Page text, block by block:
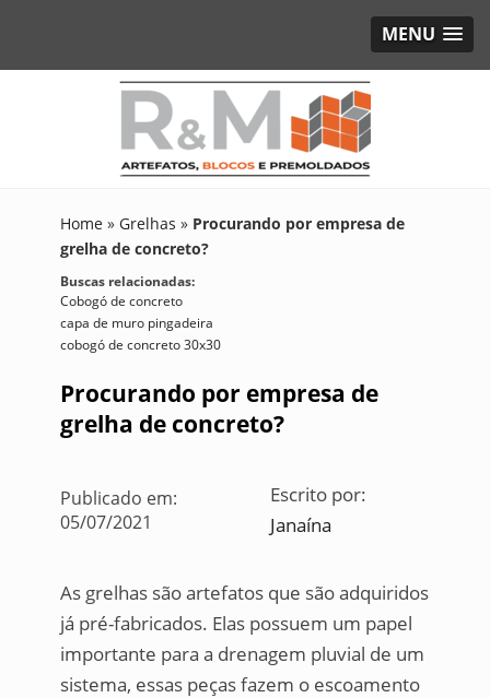
MENU
Home » Grelhas » Procurando por empresa de
grelha de concreto?
Buscas relacionadas:
Cobogó de concreto
capa de muro pingadeira
cobogó de concreto 30x30
Procurando por empresa de
grelha de concreto?
Publicado em:
05/07/2021
Escrito por:
Janaína
As grelhas são artefatos que são adquiridos
já pré-fabricados. Elas possuem um papel
importante para a drenagem pluvial de um
sistema, essas peças fazem o escoamento